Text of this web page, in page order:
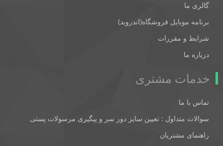
گالری ما
برنامه موبایل فروشگاه(اندروید)
شرایط و مقررات
درباره ما
خدمات مشتری
تماس با ما
سوالات متداول : تعیین سایز دور سر و پیگیری مرسولات پستی
راهنمای مشتریان